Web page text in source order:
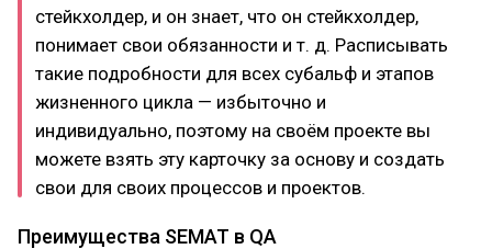
стейкхолдер, и он знает, что он стейкхолдер,
понимает свои обязанности и т. д. Расписывать
такие подробности для всех субальф и этапов
жизненного цикла — избыточно и
индивидуально, поэтому на своём проекте вы
можете взять эту карточку за основу и создать
свои для своих процессов и проектов.
Преимущества SEMAT в QA